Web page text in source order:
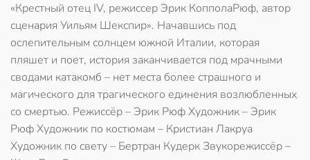
«Крестный отец IV, режиссер Эрик КопполаРюф, автор
сценария Уильям Шекспир». Начавшись под
ослепительным солнцем южной Италии, которая
пляшет и поет, история заканчивается под мрачными
сводами катакомб – нет места более страшного и
магического для трагического единения возлюбленных
со смертью. Режиссёр – Эрик Рюф Художник – Эрик
Рюф Художник по костюмам – Кристиан Лакруа
Художник по свету – Бертран Кудерк Звукорежиссёр –